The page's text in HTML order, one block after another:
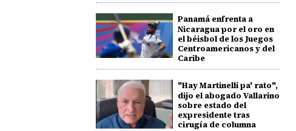
Panamá enfrenta a
Nicaragua por el oro en
el béisbol de los Juegos
Centroamericanos y del
Caribe
"Hay Martinelli pa' rato",
dijo el abogado Vallarino
sobre estado del
expresidente tras
cirugía de columna